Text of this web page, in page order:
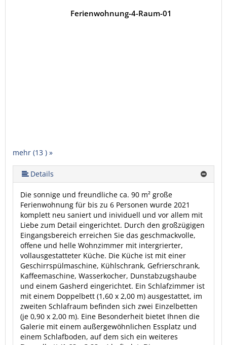
mehr (13 ) »
mehr (13 ) »
mehr (13 ) »
mehr (13 ) »
mehr (13 ) »
mehr (13 ) »
mehr (13 ) »
mehr (13 ) »
mehr (13 ) »
mehr (13 ) »
Ferienwohnung-4-Raum-01
Details
Die sonnige und freundliche ca. 90 m² große
Ferienwohnung für bis zu 6 Personen wurde 2021
komplett neu saniert und inividuell und vor allem mit
Liebe zum Detail eingerichtet. Durch den großzügigen
Eingangsbereich erreichen Sie das geschmackvolle,
offene und helle Wohnzimmer mit intergrierter,
vollausgestatteter Küche. Die Küche ist mit einer
Geschirrspülmaschine, Kühlschrank, Gefrierschrank,
Kaffeemaschine, Wasserkocher, Dunstabzugshaube
und einem Gasherd eingerichtet. Ein Schlafzimmer ist
mit einem Doppelbett (1,60 x 2,00 m) ausgestattet, im
zweiten Schlafraum befinden sich zwei Einzelbetten
(je 0,90 x 2,00 m). Eine Besonderheit bietet Ihnen die
Galerie mit einem außergewöhnlichen Essplatz und
einem Schlafboden, auf dem sich ein weiteres